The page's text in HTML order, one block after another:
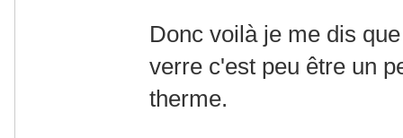
Donc voilà je me dis
verre c'est peu être un
therme.